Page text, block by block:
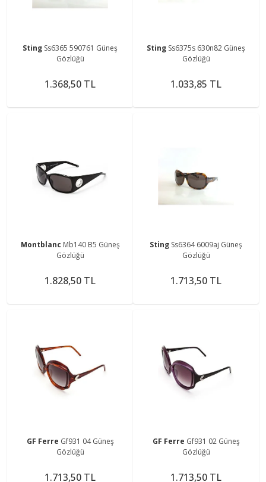
Sting Ss6365 590761 Güneş
Gözlüğü
1.368,50 TL
Sting Ss6375s 630n82 Güneş
Gözlüğü
1.033,85 TL
Montblanc Mb140 B5 Güneş
Gözlüğü
1.828,50 TL
Sting Ss6364 6009aj Güneş
Gözlüğü
1.713,50 TL
GF Ferre Gf931 04 Güneş
Gözlüğü
1.713,50 TL
GF Ferre Gf931 02 Güneş
Gözlüğü
1.713,50 TL